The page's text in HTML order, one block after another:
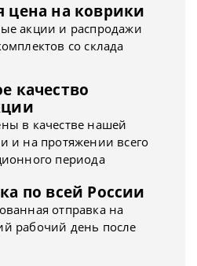
цена на коврики
акции и распродажи
со склада
качество
в качестве нашей
и на протяжении всего
периода
по всей России
отправка на
рабочий день после